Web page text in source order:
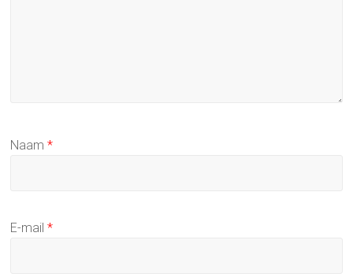
Naam*
E-mail*